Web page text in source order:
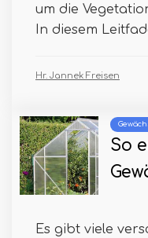
um die
In diesem
Hr. Jannek Freisen
So
Es gibt viele